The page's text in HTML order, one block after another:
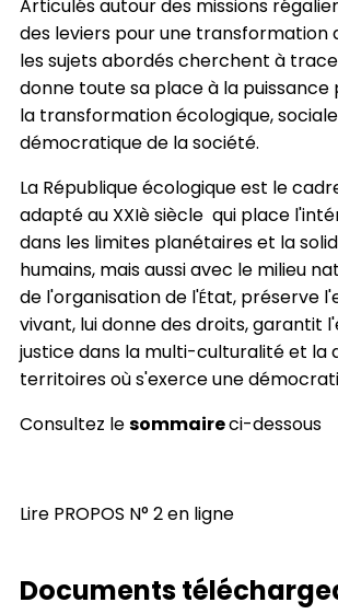
Articulés autour des missions
des leviers pour une transformation
les sujets abordés cherchent à
donne toute sa place à la puissance
la transformation écologique,
démocratique de la société.
La République écologique est le
adapté au XXIè siècle qui place
dans les limites planétaires et la
humains, mais aussi avec le milieu
de l'organisation de l'État, préserve
vivant, lui donne des droits, garantit
justice dans la multi-culturalité et la
territoires où s'exerce une
Consultez lesommaireci-dessous
Lire PROPOS N° 2 en ligne
Documents